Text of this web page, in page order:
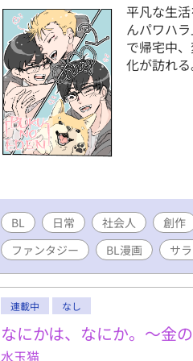
平凡な生
んパワハ
で帰宅中
化が訪れ
BL 日常 社会人
創作
ファンタジー
BL漫画 サ
連載中 なし
なにかは、なにか。〜金
水玉猫